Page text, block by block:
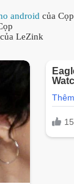
android của Cọp
của LeZink